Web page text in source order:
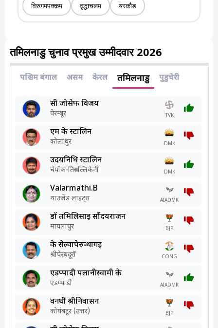
विरुगमपक्कम वृद्धाचलम यरकौड
तमिलनाडु चुनाव प्रमुख उम्मीदवार 2026